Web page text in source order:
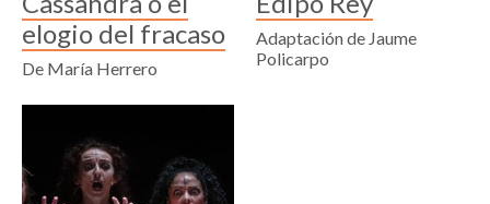
elogio del fracaso
De María Herrero
Adaptación de Jaume
Policarpo